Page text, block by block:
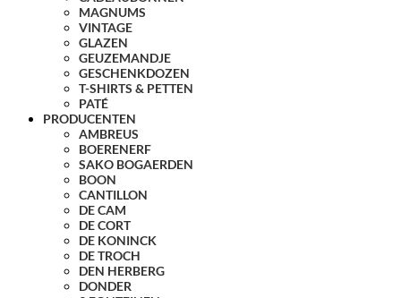
MAGNUMS
VINTAGE
GLAZEN
GEUZEMANDJE
GESCHENKDOZEN
T-SHIRTS & PETTEN
PATÉ
PRODUCENTEN
AMBREUS
BOERENERF
SAKO BOGAERDEN
BOON
CANTILLON
DE CAM
DE CORT
DE KONINCK
DE TROCH
DEN HERBERG
DONDER